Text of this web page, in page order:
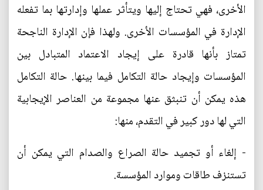
الأخرى، فهي تحتاج إليها ويتأثر عملها وإدارتها بما تفعله
الإدارة في المؤسسات الأخرى. ولهذا فإن الإدارة الناجحة
تمتاز بأنها قادرة على إيجاد الاعتماد المتبادل بين
المؤسسات وإيجاد حالة التكامل فيما بينها. حالة التكامل
هذه يمكن أن تنبثق عنها مجموعة من العناصر الإيجابية
التي لها دور كبير في التقدم، منها:
- إلغاء أو تجميد حالة الصراع والصدام التي يمكن أن
تستنزف طاقات وموارد المؤسسة.